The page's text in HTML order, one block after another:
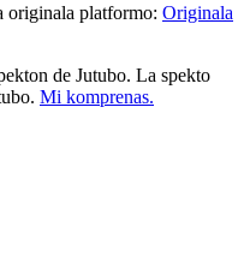
originala platformo: Originala
de Jutubo. La spekto
Mi komprenas.